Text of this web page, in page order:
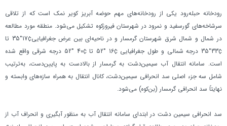
رودخانه‌ حبله‌رود يكي از رودخانه‌هاي مهم حوضه آبريز كوير نمك است که از تلاقي
سرشاخه‌هاي گورسفيد و نمرود‌ در شهرستان ‌فيروزكوه تشكيل مي‌شود. منطقه مورد مطالعه
در شمال و شمال شرق شهرستان گرمسار و در ناحيه‌اي بين عرض جغرافيايي‌‌¢17‌°35‌ تا
‌¢‌33‌°35 درجه شمالی و طول جغرافيايي ¢16 °52 تا ¢40 °52 درجه شرقي واقع شده
است. سامانه انتقال آب سيمين‌دشت به گرمسار از بالادست به پايين‌دست، به‌ترتيب
شامل سه جزء اصلي سد انحرافي سيمين‌دشت، كانال انتقال به همراه سازه‌هاي وابسته و
نهايتاً سد انحرافي گرمسار (بن‌كوه) مي‌شود.
سد انحرافي سيمين دشت در ابتداي سامانه انتقال آب به منظور آبگيري و انحراف آب از